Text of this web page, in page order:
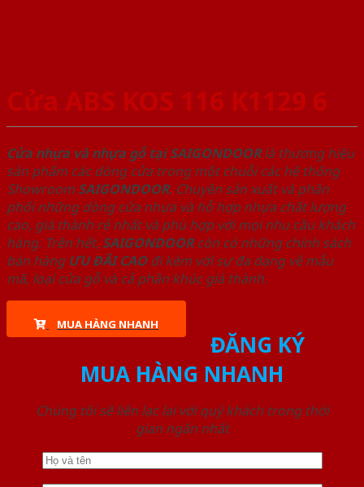
Cửa ABS KOS 116 K1129 6
Cửa nhựa và nhựa gỗ tại SAIGONDOORlà thương hiệu
sản phẩm các dòng cửa trong một chuỗi các hệ thống
Showroom SAIGONDOOR. Chuyên sản xuất và phân
phối những dòng cửa nhựa và hỗ hợp nhựa chất lượng
cao, giá thành rẻ nhất và phù hợp với mọi nhu cầu khách
hàng. Trên hết, SAIGONDOORcòn có những chính sách
bán hàng ƯU ĐÃI CAOđi kèm với sự đa dạng về mẫu
mã, loại cửa gỗ và cả phân khúc giá thành.
MUA HÀNG NHANH
ĐĂNG KÝ
MUA HÀNG NHANH
Chúng tôi sẽ liên lạc lại với quý khách trong thời
gian ngắn nhất